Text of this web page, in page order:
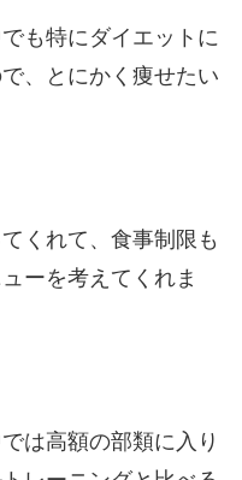
も特にダイエットに
、とにかく痩せたい
くれて、食事制限も
ーを考えてくれま
は高額の部類に入り